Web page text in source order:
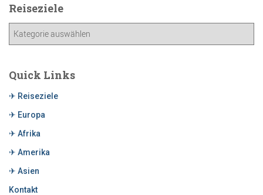
Reiseziele
Quick Links
✈ Reiseziele
✈ Europa
✈ Afrika
✈ Amerika
✈ Asien
Kontakt